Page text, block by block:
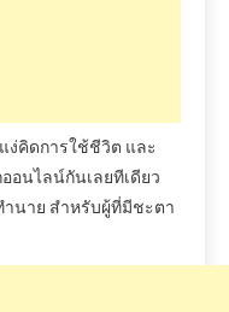
ง่คิดการใช้ชีวิต และ
อนไลน์กันเลยทีเดียว
นาย สำหรับผู้ที่มีชะตา